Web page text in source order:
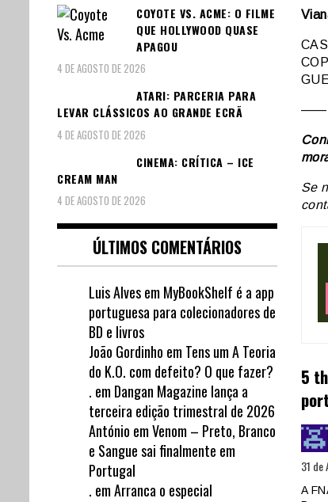
——
Se
5
31 de
A
COYOTE VS. ACME: O FILME
QUE HOLLYWOOD QUASE
APAGOU
4 DE AGOSTO DE 2026
ATARI: PARCERIA PARA
LEVAR CLÁSSICOS AO GRANDE ECRÃ
4 DE AGOSTO DE 2026
CINEMA: CRÍTICA – ICE
CREAM MAN
4 DE AGOSTO DE 2026
ÚLTIMOS COMENTÁRIOS
Luis Alvesem MyBookShelf é a app
portuguesa para colecionadores de
BD e livros
João Gordinho em Tens um A Teoria
do K.O. com defeito? O que fazer?
. em Dangan Magazine lança a
terceira edição trimestral de 2026
António emVenom – Preto, Branco
e Sangue sai finalmente em
Portugal
. emArranca o especial